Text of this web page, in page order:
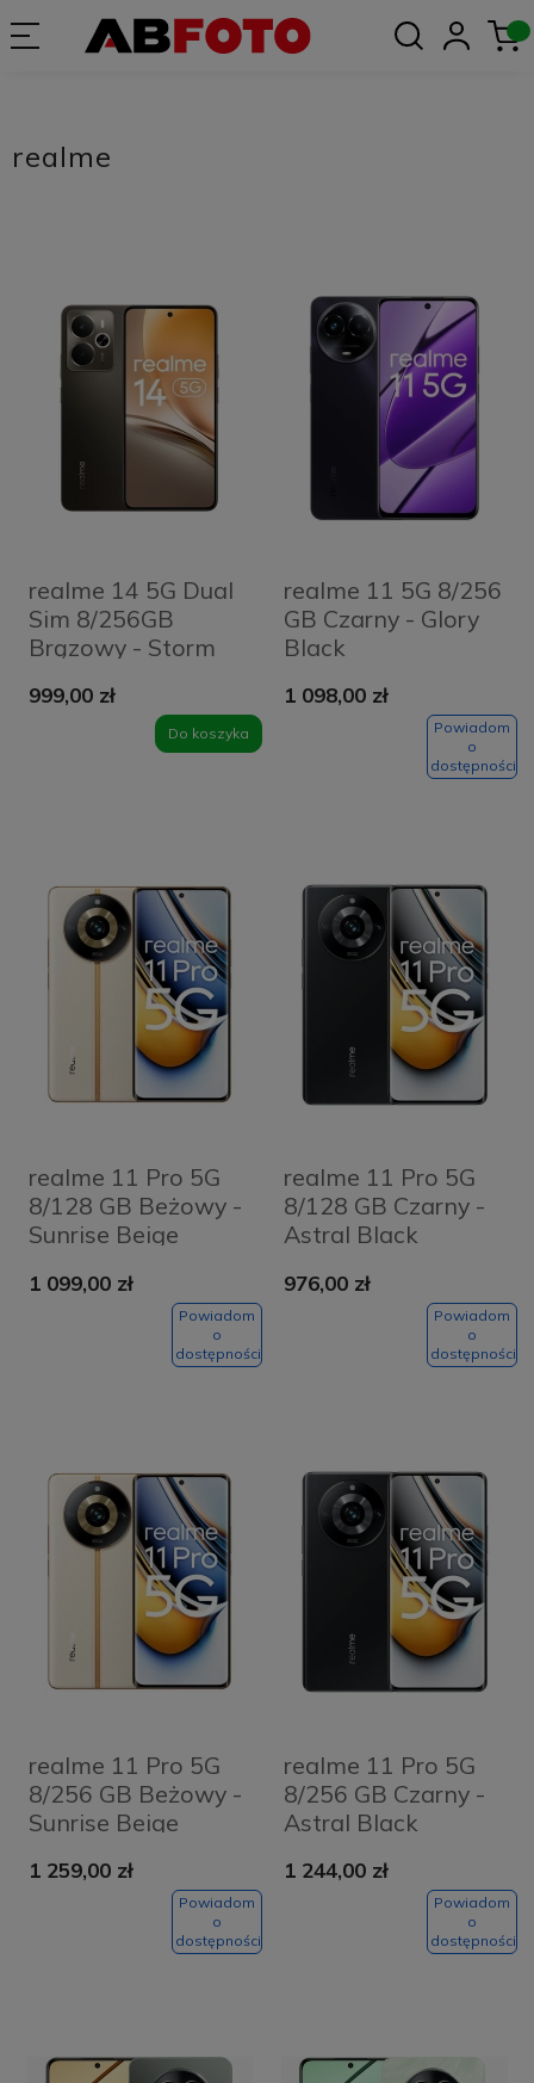
realme
realme 14 5G Dual
Sim 8/256GB
Brązowy - Storm
999,00 zł
Do koszyka
realme 11 5G 8/256
GB Czarny - Glory
Black
1 098,00 zł
Powiadom
o
dostępności
realme 11 Pro 5G
8/128 GB Beżowy -
Sunrise Beige
1 099,00 zł
Powiadom
o
dostępności
realme 11 Pro 5G
8/128 GB Czarny -
Astral Black
976,00 zł
Powiadom
o
dostępności
realme 11 Pro 5G
8/256 GB Beżowy -
Sunrise Beige
1 259,00 zł
Powiadom
o
dostępności
realme 11 Pro 5G
8/256 GB Czarny -
Astral Black
1 244,00 zł
Powiadom
o
dostępności